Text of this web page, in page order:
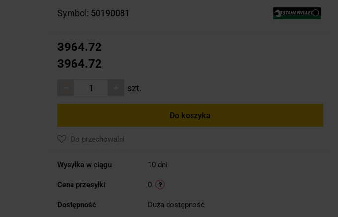
Symbol: 50190081
3964.72
3964.72
szt.
Do koszyka
Do przechowalni
Wysyłka w ciągu 10 dni
Cena przesyłki 0
Dostępność Duża dostępność